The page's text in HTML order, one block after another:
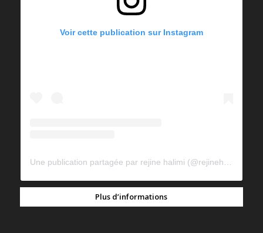
Voir cette publication sur Instagram
Plus d’informations